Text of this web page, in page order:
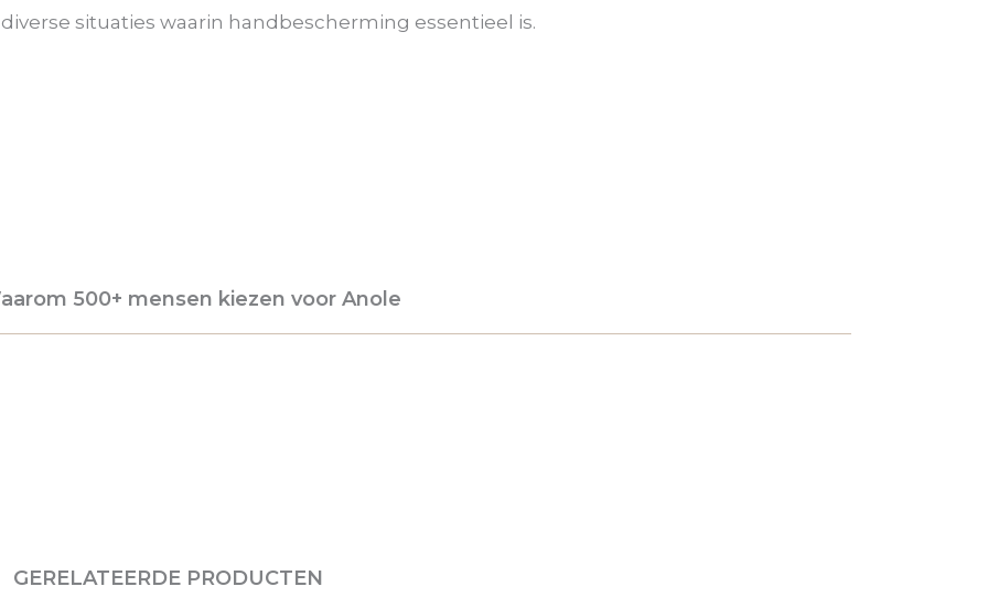
situaties waarin handbescherming essentieel is.
500+ mensen kiezen voor Anole
GERELATEERDE PRODUCTEN